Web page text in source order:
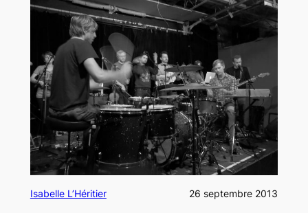
Isabelle L’Héritier 26 septembre 2013